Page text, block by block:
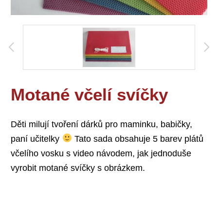
Motané včelí svíčky
Děti milují tvoření dárků pro maminku, babičky,
paní učitelky
Tato sada obsahuje 5 barev plátů
včelího vosku s video návodem, jak jednoduše
vyrobit motané svíčky s obrázkem.